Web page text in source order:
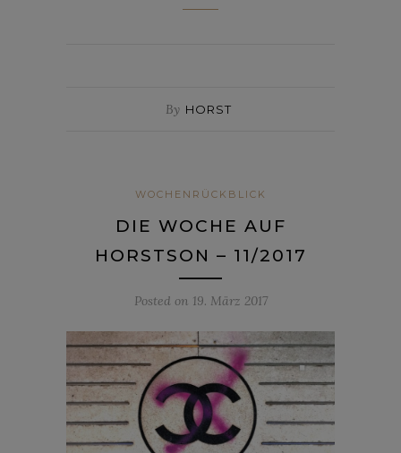
By HORST
WOCHENRÜCKBLICK
DIE WOCHE AUF
HORSTSON – 11/2017
Posted on 19. März 2017